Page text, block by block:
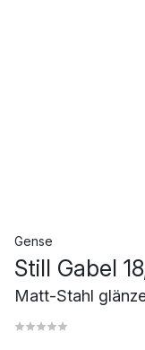
Gense
Still Gabel
Matt-Stahl